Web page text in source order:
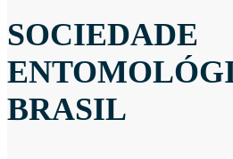
SOCIEDADE
BRASIL